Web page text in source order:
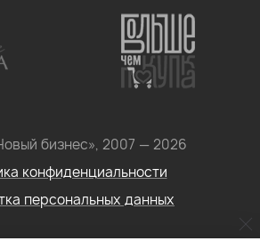
бизнес», 2007 — 2026
конфиденциальности
персональных данных